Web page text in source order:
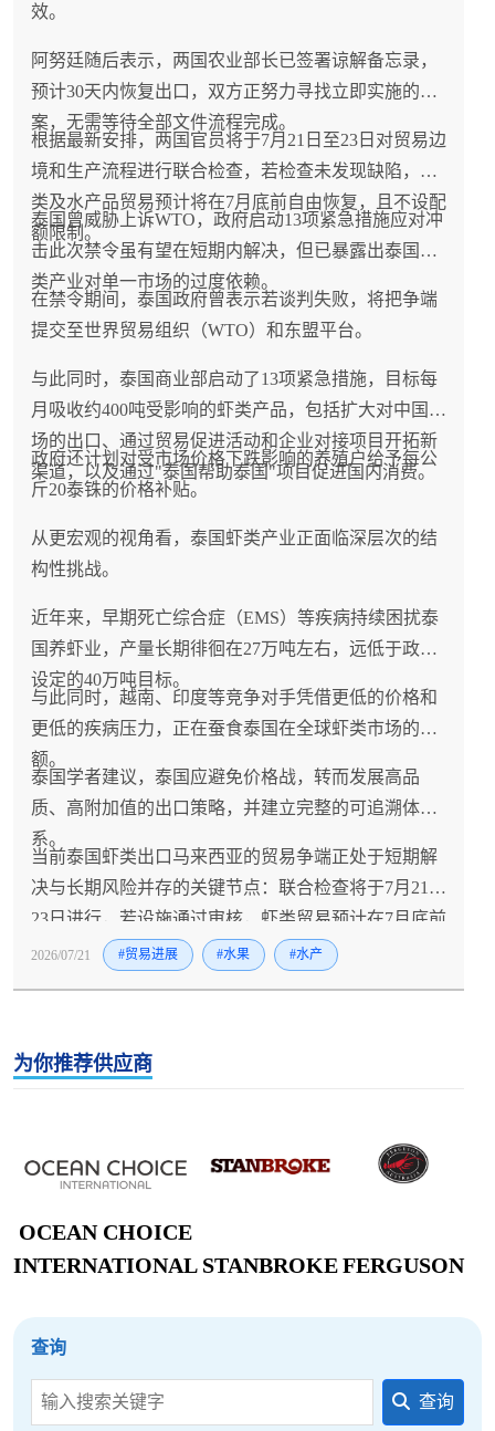
效。
阿努廷随后表示，两国农业部长已签署谅解备忘录，
预计30天内恢复出口，双方正努力寻找立即实施的方
案，无需等待全部文件流程完成。
根据最新安排，两国官员将于7月21日至23日对贸易边
境和生产流程进行联合检查，若检查未发现缺陷，虾
类及水产品贸易预计将在7月底前自由恢复，且不设配
额限制。
泰国曾威胁上诉WTO，政府启动13项紧急措施应对冲
击此次禁令虽有望在短期内解决，但已暴露出泰国虾
类产业对单一市场的过度依赖。
在禁令期间，泰国政府曾表示若谈判失败，将把争端
提交至世界贸易组织（WTO）和东盟平台。
与此同时，泰国商业部启动了13项紧急措施，目标每
月吸收约400吨受影响的虾类产品，包括扩大对中国市
场的出口、通过贸易促进活动和企业对接项目开拓新
渠道，以及通过"泰国帮助泰国"项目促进国内消费。
政府还计划对受市场价格下跌影响的养殖户给予每公
斤20泰铢的价格补贴。
从更宏观的视角看，泰国虾类产业正面临深层次的结
构性挑战。
近年来，早期死亡综合症（EMS）等疾病持续困扰泰
国养虾业，产量长期徘徊在27万吨左右，远低于政府
设定的40万吨目标。
与此同时，越南、印度等竞争对手凭借更低的价格和
更低的疾病压力，正在蚕食泰国在全球虾类市场的份
额。
泰国学者建议，泰国应避免价格战，转而发展高品
质、高附加值的出口策略，并建立完整的可追溯体
系。
当前泰国虾类出口马来西亚的贸易争端正处于短期解
决与长期风险并存的关键节点：联合检查将于7月21-
23日进行，若设施通过审核，虾类贸易预计在7月底前
恢复且不设配额限制，月均约400吨、年额约4亿泰铢
残留检测而引发的"以牙还牙"式贸易摩擦暴露出更深
BAP认证产品，使得泰国在与厄瓜多尔、印度等低成
的更严格的进口监控体系意味着未来可能对更多农产
品提出更高标准；对中国从业者而言，应抓住泰国拓
的改进进展，以在全球虾类供应链重构中占据主动，
并为潜在的贸易摩擦升级做好合规预案。
2026/07/21 #贸易进展 #水果 #水产
为你推荐供应商
OCEAN CHOICE
INTERNATIONAL STANBROKEFERGUSON
查询
查询